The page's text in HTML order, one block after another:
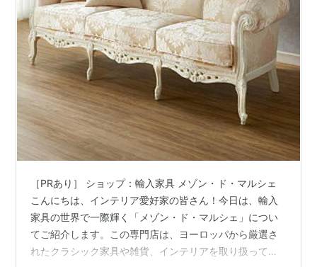
［PRあり］ ショップ：輸入家具 メゾン・ド・マルシェ
こんにちは、インテリア愛好家の皆さん！今日は、輸入
家具の世界で一際輝く「メゾン・ド・マルシェ」につい
てご紹介します。この専門店は、ヨーロッパから厳選さ
れたクラシック家具や雑貨、インテリアを取り扱ってお